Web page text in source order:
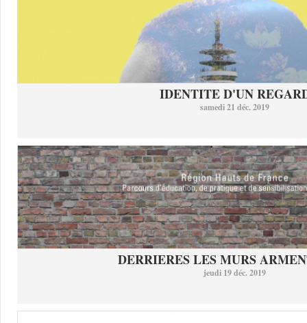
IDENTITE D'UN
samedi 21 déc. 2019
DERRIERES LES MURS
jeudi 19 déc. 2019